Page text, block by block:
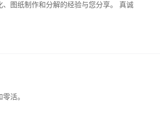
图纸制作和分解的经验与您分享。 真诚
活。